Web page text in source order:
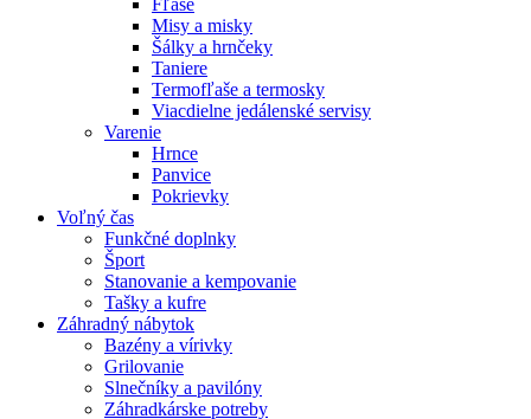
Misy a misky
Šálky a hrnčeky
Taniere
Termofľaše a termosky
Viacdielne jedálenské servisy
Varenie
Hrnce
Panvice
Pokrievky
Voľný čas
Funkčné doplnky
Šport
Stanovanie a kempovanie
Tašky a kufre
Záhradný nábytok
Bazény a vírivky
Grilovanie
Slnečníky a pavilóny
Záhradkárske potreby